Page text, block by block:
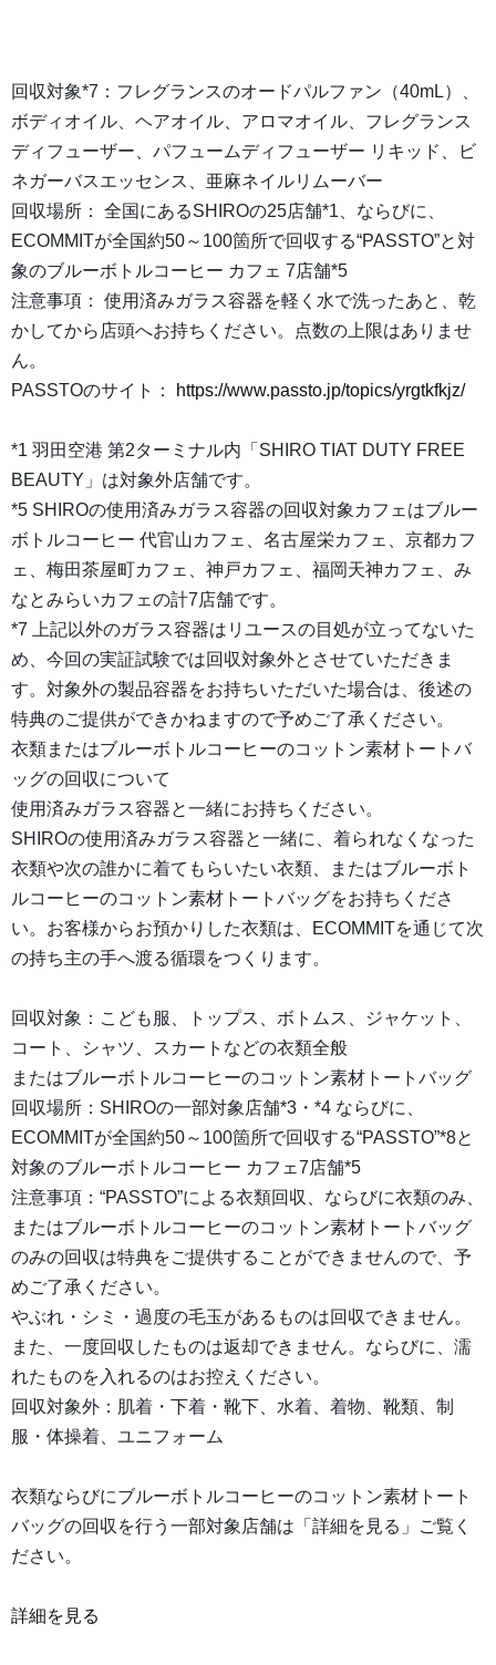
回収対象*7：フレグランスのオードパルファン（40mL）、
ボディオイル、ヘアオイル、アロマオイル、フレグランス
ディフューザー、パフュームディフューザー リキッド、ビ
ネガーバスエッセンス、亜麻ネイルリムーバー
回収場所： 全国にあるSHIROの25店舗*1、ならびに、
ECOMMITが全国約50～100箇所で回収する“PASSTO”と対
象のブルーボトルコーヒー カフェ 7店舗*5
注意事項： 使用済みガラス容器を軽く水で洗ったあと、乾
かしてから店頭へお持ちください。点数の上限はありませ
ん。
PASSTOのサイト：
https://www.passto.jp/topics/yrgtkfkjz/
*1 羽田空港 第2ターミナル内「SHIRO TIAT DUTY FREE
BEAUTY」は対象外店舗です。
*5 SHIROの使用済みガラス容器の回収対象カフェはブルー
ボトルコーヒー 代官山カフェ、名古屋栄カフェ、京都カフ
ェ、梅田茶屋町カフェ、神戸カフェ、福岡天神カフェ、み
なとみらいカフェの計7店舗です。
*7 上記以外のガラス容器はリユースの目処が立ってないた
め、今回の実証試験では回収対象外とさせていただきま
す。対象外の製品容器をお持ちいただいた場合は、後述の
特典のご提供ができかねますので予めご了承ください。
衣類またはブルーボトルコーヒーのコットン素材トートバ
ッグの回収について
使用済みガラス容器と一緒にお持ちください。
SHIROの使用済みガラス容器と一緒に、着られなくなった
衣類や次の誰かに着てもらいたい衣類、またはブルーボト
ルコーヒーのコットン素材トートバッグをお持ちくださ
い。お客様からお預かりした衣類は、ECOMMITを通じて次
の持ち主の手へ渡る循環をつくります。
回収対象：こども服、トップス、ボトムス、ジャケット、
コート、シャツ、スカートなどの衣類全般
またはブルーボトルコーヒーのコットン素材トートバッグ
回収場所：SHIROの一部対象店舗*3・*4 ならびに、
ECOMMITが全国約50～100箇所で回収する“PASSTO”*8と
対象のブルーボトルコーヒー カフェ7店舗*5
注意事項：“PASSTO”による衣類回収、ならびに衣類のみ、
またはブルーボトルコーヒーのコットン素材トートバッグ
のみの回収は特典をご提供することができませんので、予
めご了承ください。
やぶれ・シミ・過度の毛玉があるものは回収できません。
また、一度回収したものは返却できません。ならびに、濡
れたものを入れるのはお控えください。
回収対象外：肌着・下着・靴下、水着、着物、靴類、制
服・体操着、ユニフォーム
衣類ならびにブルーボトルコーヒーのコットン素材トート
バッグの回収を行う一部対象店舗は「詳細を見る」ご覧く
ださい。
詳細を見る